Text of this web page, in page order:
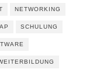
NETWORKING
SCHULUNG